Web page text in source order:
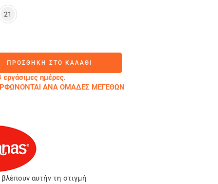
21
ΠΡΟΣΘΉΚΗ ΣΤΟ ΚΑΛΆΘΙ
ημέρες.
ΑΝΑ ΟΜΑΔΕΣ ΜΕΓΕΘΩΝ
αυτήν τη στιγμή